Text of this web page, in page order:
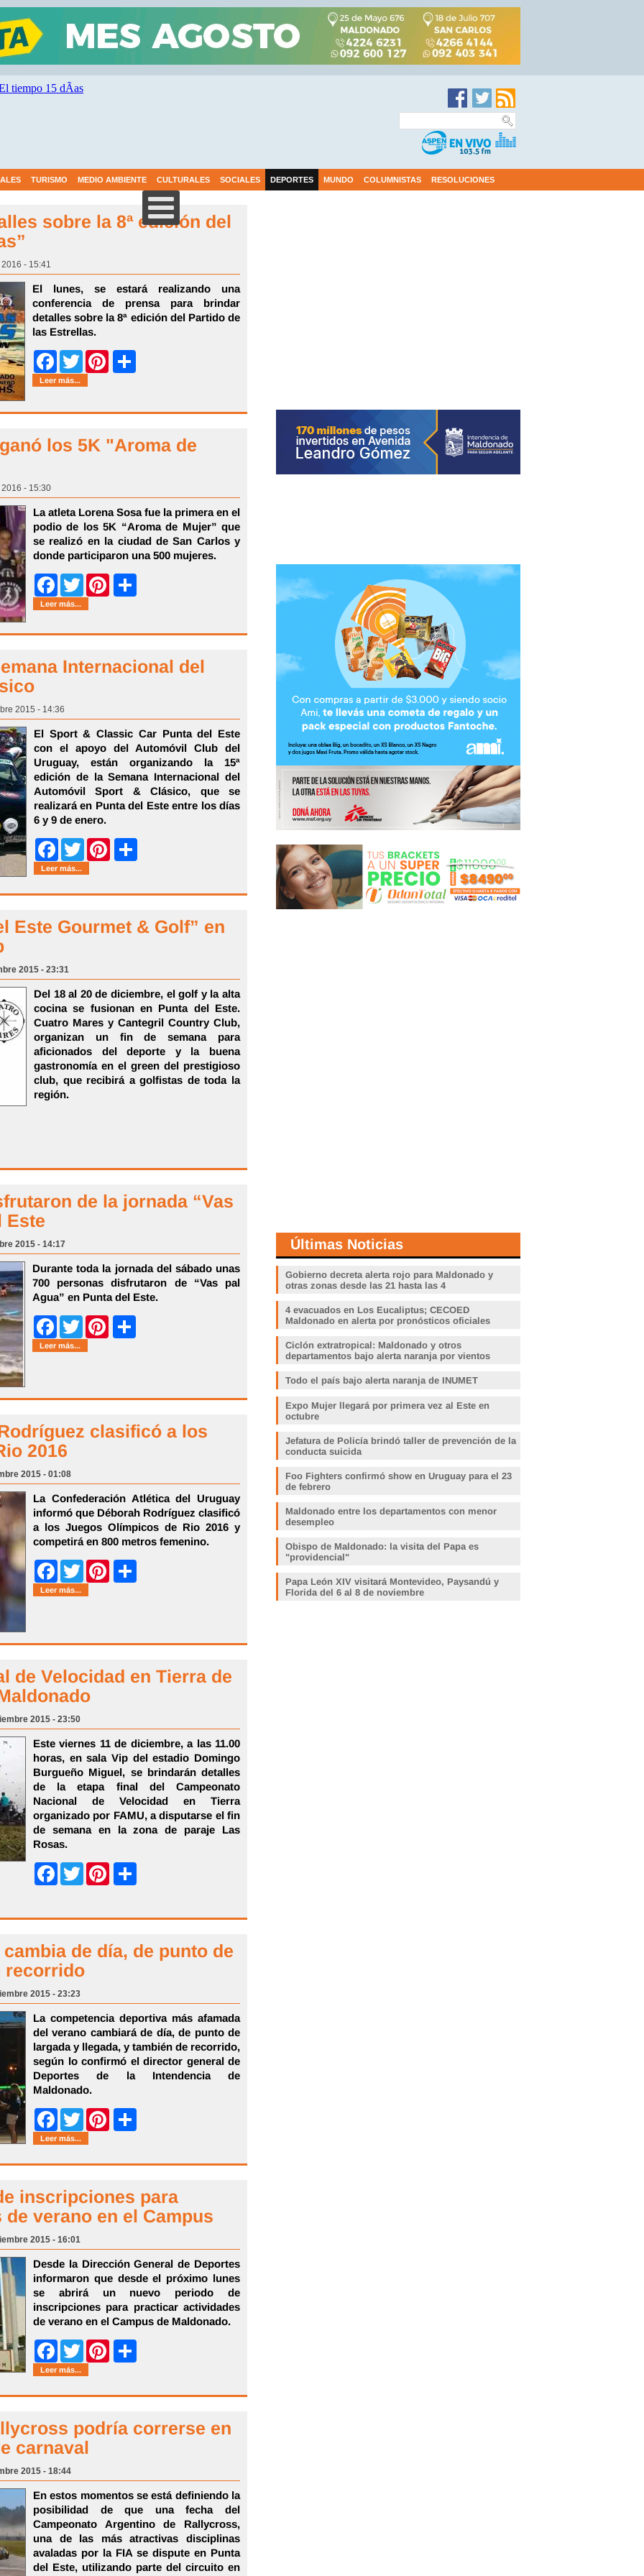
TURISMO MEDIO AMBIENTE CULTURALES SOCIALES DEPORTES MUNDO COLUMNISTAS RESOLUCIONES
sobre la 8ª edición del
- 15:41
El lunes, se estará realizando una
conferencia de prensa para brindar
detalles sobre la 8ª edición del Partido de
las Estrellas.
FacebookTwitter Pinterest
Leer más...
los 5K "Aroma de
- 15:30
La atleta Lorena Sosa fue la primera en el
podio de los 5K “Aroma de Mujer” que
se realizó en la ciudad de San Carlos y
donde participaron una 500 mujeres.
FacebookTwitter Pinterest
Leer más...
Internacional del
2015 - 14:36
El Sport & Classic Car Punta del Este
con el apoyo del Automóvil Club del
Uruguay, están organizando la 15ª
edición de la Semana Internacional del
Automóvil Sport & Clásico, que se
realizará en Punta del Este entre los días
6 y 9 de enero.
FacebookTwitter Pinterest
Leer más...
Este Gourmet & Golf” en
2015 - 23:31
Del 18 al 20 de diciembre, el golf y la alta
cocina se fusionan en Punta del Este.
Cuatro Mares y Cantegril Country Club,
organizan un fin de semana para
aficionados del deporte y la buena
gastronomía en el green del prestigioso
club, que recibirá a golfistas de toda la
región.
de la jornada “Vas
Este
2015 - 14:17
Durante toda la jornada del sábado unas
700 personas disfrutaron de “Vas pal
Agua” en Punta del Este.
FacebookTwitter Pinterest
Leer más...
clasificó a los
2016
2015 - 01:08
La Confederación Atlética del Uruguay
informó que Déborah Rodríguez clasificó
a los Juegos Olímpicos de Rio 2016 y
competirá en 800 metros femenino.
FacebookTwitter Pinterest
Leer más...
de Velocidad en Tierra de
2015 - 23:50
Este viernes 11 de diciembre, a las 11.00
horas, en sala Vip del estadio Domingo
Burgueño Miguel, se brindarán detalles
de la etapa final del Campeonato
Nacional de Velocidad en Tierra
organizado por FAMU, a disputarse el fin
de semana en la zona de paraje Las
Rosas.
FacebookTwitter Pinterest
de día, de punto de
recorrido
2015 - 23:23
La competencia deportiva más afamada
del verano cambiará de día, de punto de
largada y llegada, y también de recorrido,
según lo confirmó el director general de
Deportes de la Intendencia de
Maldonado.
FacebookTwitter Pinterest
Leer más...
inscripciones para
verano en el Campus
2015 - 16:01
Desde la Dirección General de Deportes
informaron que desde el próximo lunes
se abrirá un nuevo periodo de
inscripciones para practicar actividades
de verano en el Campus de Maldonado.
FacebookTwitter Pinterest
Leer más...
podría correrse en
carnaval
2015 - 18:44
En estos momentos se está definiendo la
posibilidad de que una fecha del
Campeonato Argentino de Rallycross,
una de las más atractivas disciplinas
avaladas por la FIA se dispute en Punta
del Este, utilizando parte del circuito en
Últimas Noticias
Gobierno decreta alerta rojo para Maldonado y
otras zonas desde las 21 hasta las 4
4 evacuados en Los Eucaliptus; CECOED
Maldonado en alerta por pronósticos oficiales
Ciclón extratropical: Maldonado y otros
departamentos bajo alerta naranja por vientos
Todo el país bajo alerta naranja de INUMET
Expo Mujer llegará por primera vez al Este en
octubre
Jefatura de Policía brindó taller de prevención de la
conducta suicida
Foo Fighters confirmó show en Uruguay para el 23
de febrero
Maldonado entre los departamentos con menor
desempleo
Obispo de Maldonado: la visita del Papa es
"providencial"
Papa León XIV visitará Montevideo, Paysandú y
Florida del 6 al 8 de noviembre